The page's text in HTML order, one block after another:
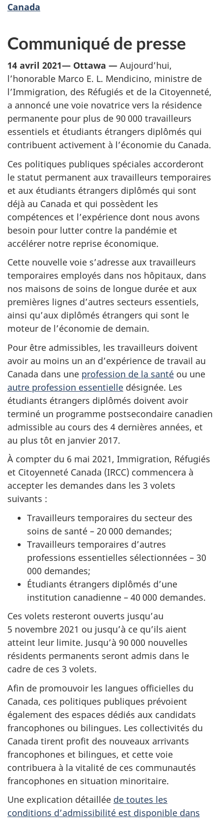
Canada
Communiqué de presse
14 avril 2021— Ottawa — Aujourd’hui,
l’honorable Marco E. L. Mendicino, ministre de
l’Immigration, des Réfugiés et de la Citoyenneté,
a annoncé une voie novatrice vers la résidence
permanente pour plus de 90 000 travailleurs
essentiels et étudiants étrangers diplômés qui
contribuent activement à l’économie du Canada.
Ces politiques publiques spéciales accorderont
le statut permanent aux travailleurs temporaires
et aux étudiants étrangers diplômés qui sont
déjà au Canada et qui possèdent les
compétences et l’expérience dont nous avons
besoin pour lutter contre la pandémie et
accélérer notre reprise économique.
Cette nouvelle voie s’adresse aux travailleurs
temporaires employés dans nos hôpitaux, dans
nos maisons de soins de longue durée et aux
premières lignes d’autres secteurs essentiels,
ainsi qu’aux diplômés étrangers qui sont le
moteur de l’économie de demain.
Pour être admissibles, les travailleurs doivent
avoir au moins un an d’expérience de travail au
Canada dans une profession de la santé ou une
autre profession essentielle désignée. Les
étudiants étrangers diplômés doivent avoir
terminé un programme postsecondaire canadien
admissible au cours des 4 dernières années, et
au plus tôt en janvier 2017.
À compter du 6 mai 2021, Immigration, Réfugiés
et Citoyenneté Canada (IRCC) commencera à
accepter les demandes dans les 3 volets
suivants :
Travailleurs temporaires du secteur des
soins de santé – 20 000 demandes;
Travailleurs temporaires d’autres
professions essentielles sélectionnées – 30
000 demandes;
Étudiants étrangers diplômés d’une
institution canadienne – 40 000 demandes.
Ces volets resteront ouverts jusqu’au
5 novembre 2021 ou jusqu’à ce qu’ils aient
atteint leur limite. Jusqu’à 90 000 nouvelles
résidents permanents seront admis dans le
cadre de ces 3 volets.
Afin de promouvoir les langues officielles du
Canada, ces politiques publiques prévoient
également des espaces dédiés aux candidats
francophones ou bilingues. Les collectivités du
Canada tirent profit des nouveaux arrivants
francophones et bilingues, et cette voie
contribuera à la vitalité de ces communautés
francophones en situation minoritaire.
Une explication détaillée de toutes les
conditions d’admissibilité est disponible dans